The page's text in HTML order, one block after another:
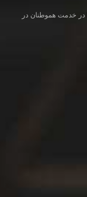
در خدمت هموطنان در